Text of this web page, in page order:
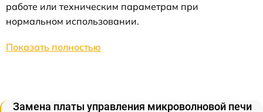
работе или техническим параметрам при
нормальном использовании.
Показать полностью
Замена платы управления микроволновой печи